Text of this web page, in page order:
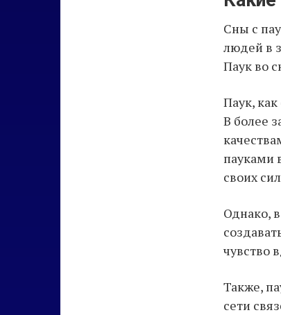
Сны с
людей в
Паук во
Паук,
В более
пауками
своих
Однако,
чувство
Также,
сети